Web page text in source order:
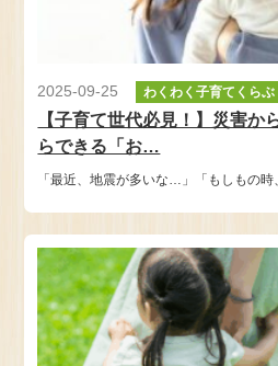
2025-09-25 わくわく子育てくらぶ
【子育て世代必見！】災害か
らできる「お…
「最近、地震が多いな…」「もしもの